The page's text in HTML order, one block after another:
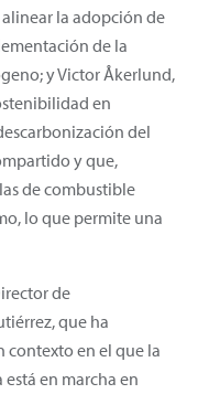
la adopción de
de la
y Victor Åkerlund,
en
del
y que,
de combustible
lo que permite una
de
que ha
contexto en el que la
en marcha en